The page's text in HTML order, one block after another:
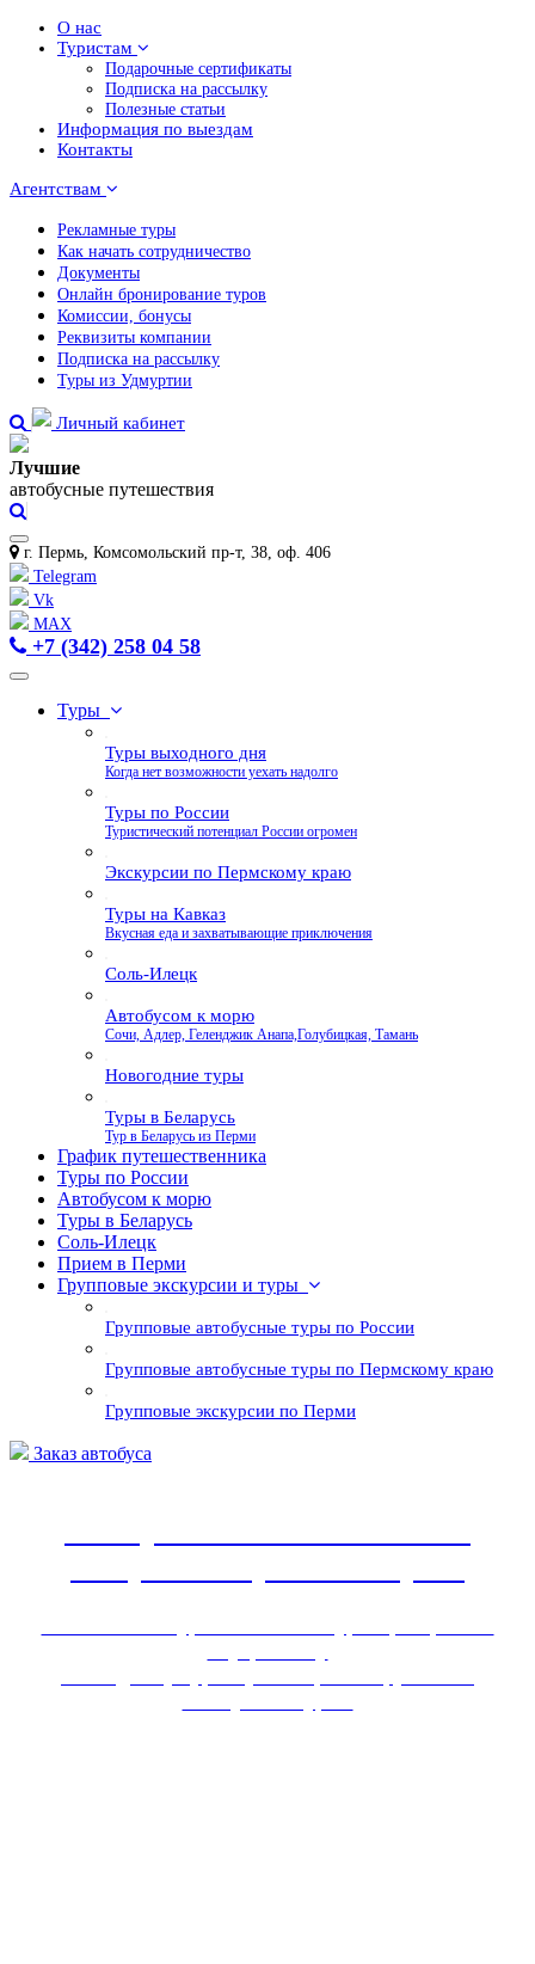
О нас
Туристам
Подарочные сертификаты
Подписка на рассылку
Полезные статьи
Информация по выездам
Контакты
Агентствам
Рекламные туры
Как начать сотрудничество
Документы
Онлайн бронирование туров
Комиссии, бонусы
Реквизиты компании
Подписка на рассылку
Туры из Удмуртии
Личный кабинет
Лучшие
автобусные путешествия
г. Пермь, Комсомольский пр-т, 38, оф. 406
Telegram
Vk
MAX
+7 (342) 258 04 58
Туры
Туры выходного дня
Когда нет возможности уехать надолго
Туры по России
Туристический потенциал России огромен
Экскурсии по Пермскому краю
Туры на Кавказ
Вкусная еда и захватывающие приключения
Соль-Илецк
Автобусом к морю
Сочи, Адлер, Геленджик Анапа,Голубицкая, Тамань
Новогодние туры
Туры в Беларусь
Тур в Беларусь из Перми
График путешественника
Туры по России
Автобусом к морю
Туры в Беларусь
Соль-Илецк
Прием в Перми
Групповые экскурсии и туры
Групповые автобусные туры по России
Групповые автобусные туры по Пермскому краю
Групповые экскурсии по Перми
Заказ автобуса